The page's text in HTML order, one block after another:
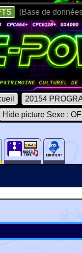
(Base de
20154
Hide picture Sexe :